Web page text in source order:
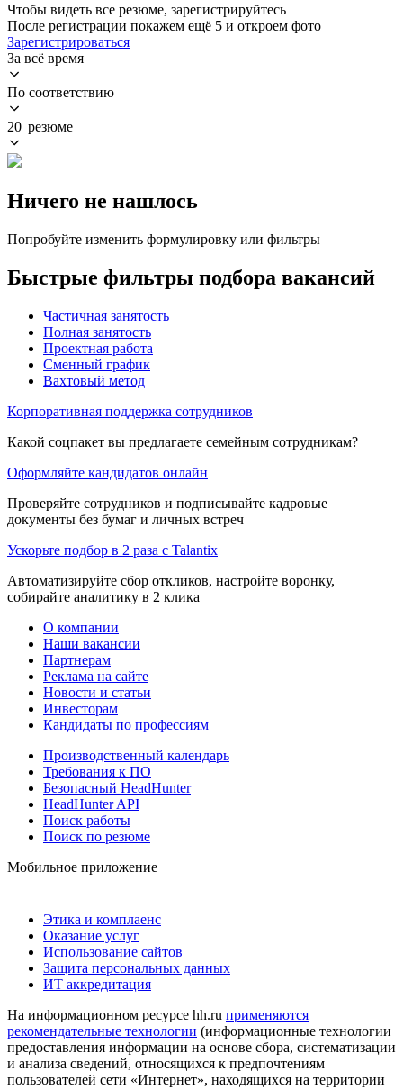
Чтобы видеть все резюме, зарегистрируйтесь
После регистрации покажем ещё 5 и откроем фото
Зарегистрироваться
За всё время
По соответствию
20 резюме
Ничего не нашлось
Попробуйте изменить формулировку или фильтры
Быстрые фильтры подбора вакансий
Частичная занятость
Полная занятость
Проектная работа
Сменный график
Вахтовый метод
Корпоративная поддержка сотрудников
Какой соцпакет вы предлагаете семейным сотрудникам?
Оформляйте кандидатов онлайн
Проверяйте сотрудников и подписывайте кадровые
документы без бумаг и личных встреч
Ускорьте подбор в 2 раза с Talantix
Автоматизируйте сбор откликов, настройте воронку,
собирайте аналитику в 2 клика
О компании
Наши вакансии
Партнерам
Реклама на сайте
Новости и статьи
Инвесторам
Кандидаты по профессиям
Производственный календарь
Требования к ПО
Безопасный HeadHunter
HeadHunter API
Поиск работы
Поиск по резюме
Мобильное приложение
Этика и комплаенс
Оказание услуг
Использование сайтов
Защита персональных данных
ИТ аккредитация
На информационном ресурсе hh.ru применяются
рекомендательные технологии (информационные технологии
предоставления информации на основе сбора, систематизации
и анализа сведений, относящихся к предпочтениям
пользователей сети «Интернет», находящихся на территории